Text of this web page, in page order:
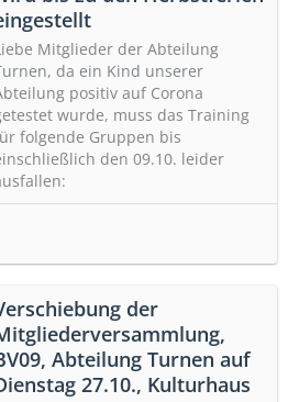
202​6
trauert um
Mitglieder der Abteilung
da ein Kind unserer
positiv auf Corona
wurde, muss das Training
folgende Gruppen bis
den 09.10. leider
der
Abteilung Turnen auf
27.10., Kulturhaus